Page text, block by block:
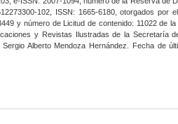
102, ISSN: 1665-6180, otorgados por
y número de Licitud de contenido: 11022 de
y Revistas Ilustradas de la Secretaría
Alberto Mendoza Hernández. Fecha de